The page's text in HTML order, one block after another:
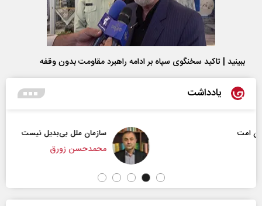
ببینید | تاکید سخنگوی سپاه بر ادامه راهبرد مقاومت بدون وقفه
یادداشت
سازمان ملل بی‌بدیل نیست
محمدحسن زورق